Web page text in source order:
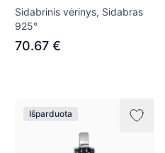
Sidabrinis vėrinys, Sidabras
925°
70.67 €
Išparduota